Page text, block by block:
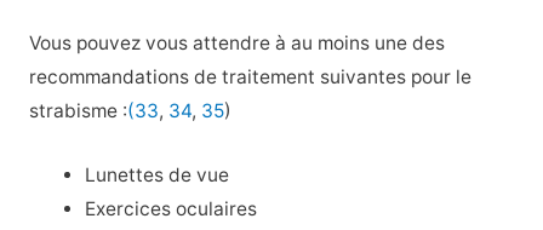
Vous pouvez vous attendre à au moins une des
recommandations de traitement suivantes pour le
strabisme :(33, 34, 35)
Lunettes de vue
Exercices oculaires